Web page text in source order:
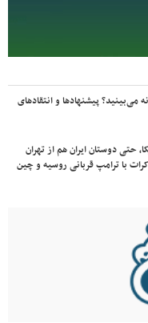
می‌بینید؟ پیشنهادها و انتقادهای
حتی دوستان ایران هم از تهران
با ترامپ قربانی روسیه و چین